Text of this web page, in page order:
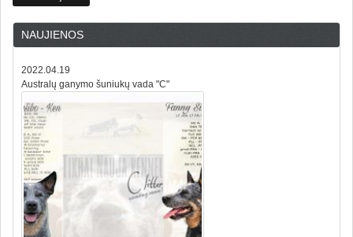
NAUJIENOS
2022.04.19
Australų ganymo šuniukų vada "C"